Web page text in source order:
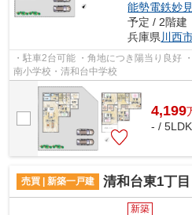
能勢電鉄妙
予定 / 2階建
兵庫県 川西
・駐車2台可能 ・角地につき陽当り良好
南小学校・清和台中学校
4,199
- /
売買 | 新築一戸建 清和台東1丁目
新築